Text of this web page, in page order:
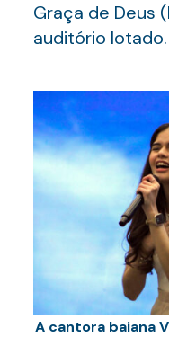
Graça de Deus
auditório lotado.
A cantora baiana